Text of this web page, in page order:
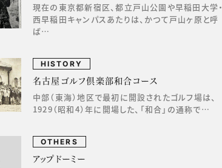
現在の東京都新宿区、都立戸山公園や早稲田大学・
西早稲田キャンパスあたりは、かつて戸山ヶ原と呼
ば…
HISTORY
名古屋ゴルフ倶楽部和合コース
中部（東海）地区で最初に開設されたゴルフ場は、
1929（昭和4）年に開場した、「和合」の通称で…
OTHERS
アップドーミー